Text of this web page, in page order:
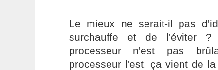
Le mieux ne serait-il pas
surchauffe et de l'éviter
processeur n'est pas
processeur l'est, ça vient de